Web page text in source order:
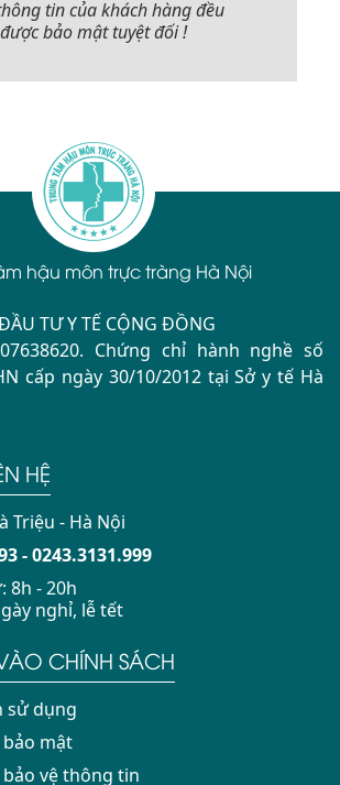
tin của khách hàng đều
được bảo mật tuyệt đối !
hậu môn trực tràng Hà Nội
TƯ Y TẾ CỘNG ĐỒNG
Chứng chỉ hành nghề số
cấp ngày 30/10/2012 tại Sở y tế Hà
HỆ
Triệu - Hà Nội
- 0243.3131.999
8h - 20h
nghỉ, lễ tết
CHÍNH SÁCH
sử dụng
bảo mật
bảo vệ thông tin